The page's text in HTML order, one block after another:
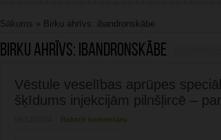
Sākums » Birku ahrīvs: ibandronskābe
Birku ahrīvs: ibandronskābe
Vēstule veselības aprūpes
šķīdums injekcijām pilnšļircē –
Rakstīt komentāru